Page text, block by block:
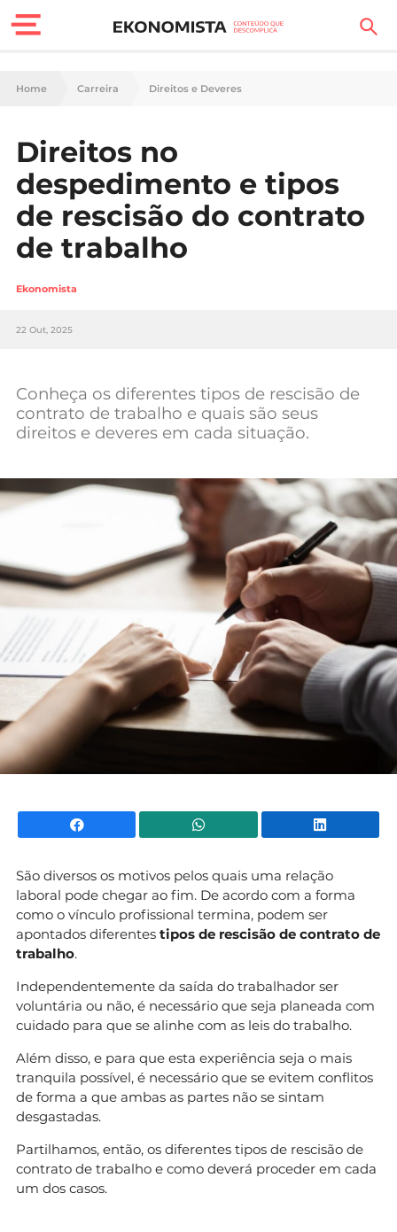
Finanças Pessoais
Carreira
Casa
Lifestyle
Sociedade
Tecnologia
Negócios
Mundial 2026
Home Carreira Direitos e Deveres
Direitos no
despedimento e tipos
de rescisão do contrato
de trabalho
Ekonomista
22 Out, 2025
Conheça os diferentes tipos de rescisão de
contrato de trabalho e quais são seus
direitos e deveres em cada situação.
Facebook WhatsApp
São diversos os motivos pelos quais uma relação
laboral pode chegar ao fim. De acordo com a forma
como o vínculo profissional termina, podem ser
apontados diferentes tipos de rescisão de contrato de
trabalho.
Independentemente da saída do trabalhador ser
voluntária ou não, é necessário que seja planeada com
cuidado para que se alinhe com as leis do trabalho.
Além disso, e para que esta experiência seja o mais
tranquila possível, é necessário que se evitem conflitos
de forma a que ambas as partes não se sintam
desgastadas.
Partilhamos, então, os diferentes tipos de rescisão de
contrato de trabalho e como deverá proceder em cada
um dos casos.